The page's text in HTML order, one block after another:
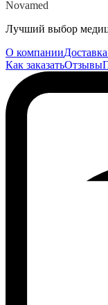
Novamed
Лучший выбор
О компании
Как заказатьОтзывы